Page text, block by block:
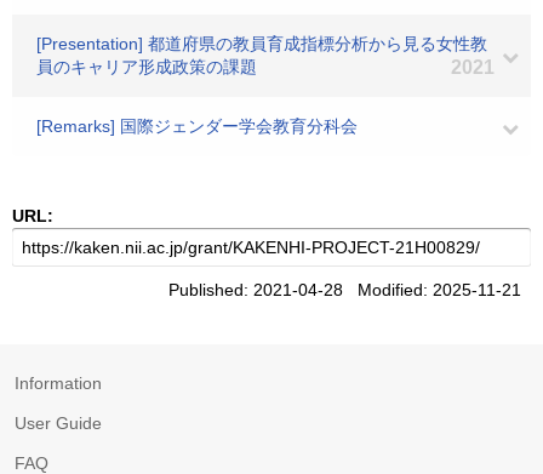
[Presentation] 都道府県の教員育成指標分析から見る女性教
員のキャリア形成政策の課題
2021
[Remarks] 国際ジェンダー学会教育分科会
URL:
Published: 2021-04-28 Modified: 2025-11-21
Information
User Guide
FAQ